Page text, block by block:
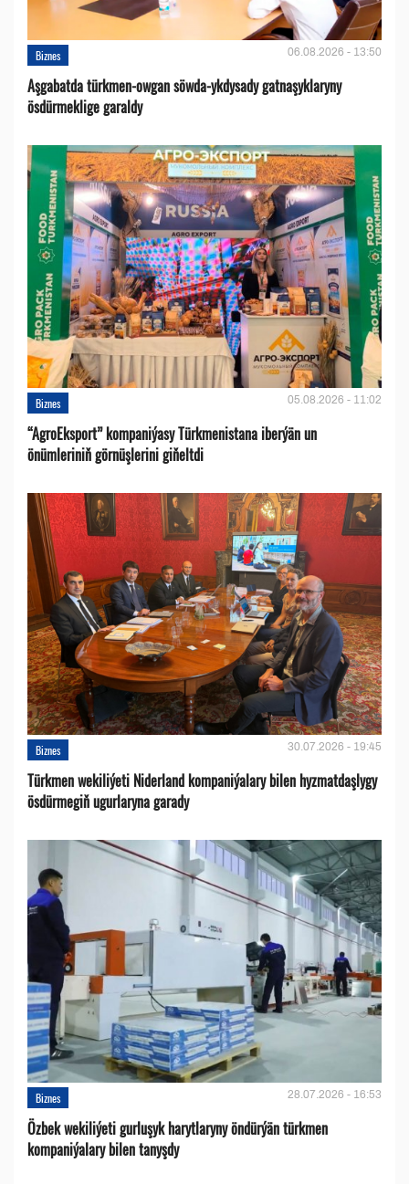
Biznes 06.08.2026 - 13:50
Aşgabatda türkmen-owgan söwda-ykdysady gatnaşyklaryny
ösdürmeklige garaldy
Biznes 05.08.2026 - 11:02
“AgroEksport” kompaniýasy Türkmenistana iberýän un
önümleriniň görnüşlerini giňeltdi
Biznes 30.07.2026 - 19:45
Türkmen wekiliýeti Niderland kompaniýalary bilen hyzmatdaşlygy
ösdürmegiň ugurlaryna garady
Biznes 28.07.2026 - 16:53
Özbek wekiliýeti gurluşyk harytlaryny öndürýän türkmen
kompaniýalary bilen tanyşdy